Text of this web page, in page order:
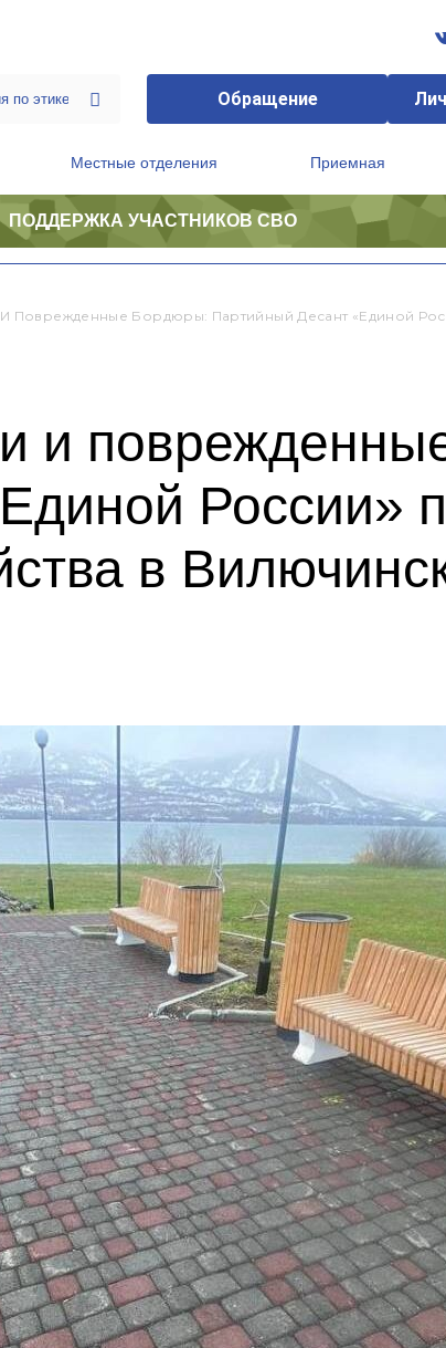
Обращение
Местные отделения Приемная
ПОДДЕРЖКА УЧАСТНИКОВ СВО
Поврежденные Бордюры: Партийный Десант «Единой
и
России»
в